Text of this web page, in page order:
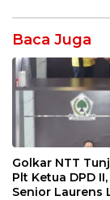
Baca Juga
Golkar NTT
Plt Ketua DPD
Senior Laurens